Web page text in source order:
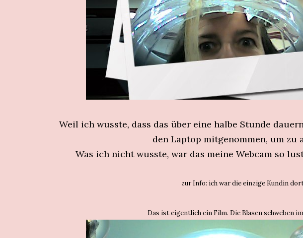
Weil ich wusste, dass das über eine halbe Stunde
den Laptop mitgenommen, um zu
Was ich nicht wusste, war das meine Webcam so
zur Info: ich war die einzige Kundin
Das ist eigentlich ein Film. Die Blasen schweben